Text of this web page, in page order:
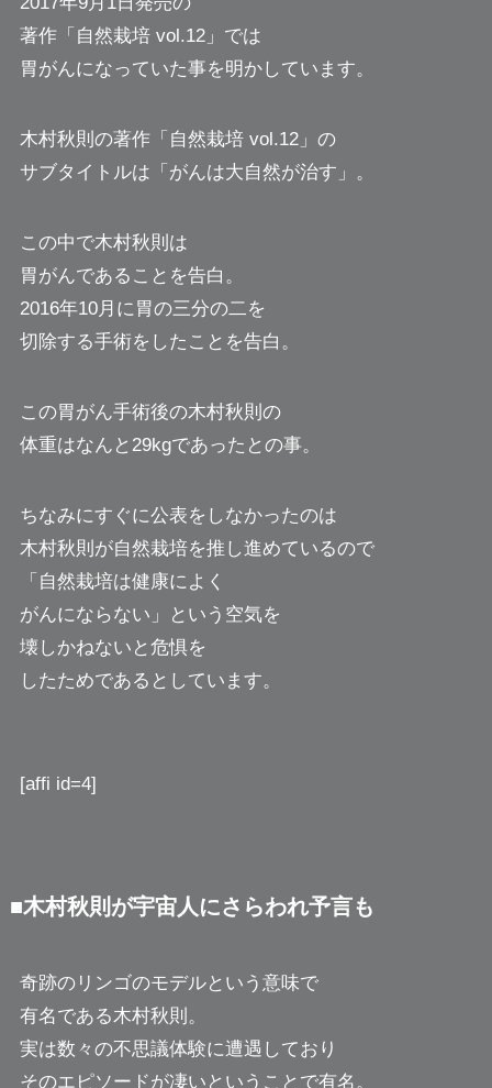
著作「自然栽培 vol.12」では
胃がんになっていた事を明かしています。
木村秋則の著作「自然栽培 vol.12」の
サブタイトルは「がんは大自然が治す」。
この中で木村秋則は
胃がんであることを告白。
2016年10月に胃の三分の二を
切除する手術をしたことを告白。
この胃がん手術後の木村秋則の
体重はなんと29kgであったとの事。
ちなみにすぐに公表をしなかったのは
木村秋則が自然栽培を推し進めているので
「自然栽培は健康によく
がんにならない」という空気を
壊しかねないと危惧を
したためであるとしています。
[affi id=4]
■木村秋則が宇宙人にさらわれ予言も
奇跡のリンゴのモデルという意味で
有名である木村秋則。
実は数々の不思議体験に遭遇しており
そのエピソードが凄いということで有名。